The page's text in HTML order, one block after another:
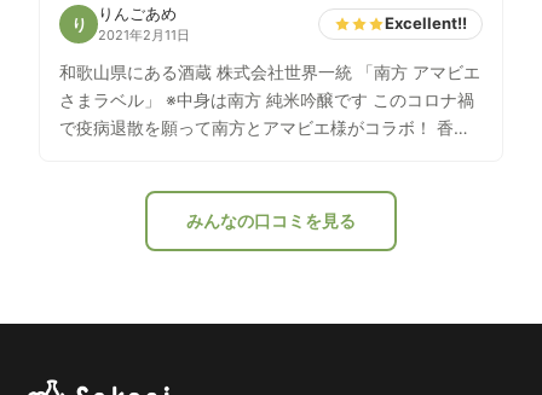
り
りんごあめ
2021年2月11日
Excellent!!
和歌山県にある酒蔵 株式会社世界一統 「南方 アマビエ
さまラベル」 ※中身は南方 純米吟醸です このコロナ禍
で疫病退散を願って南方とアマビエ様がコラボ！ 香り
みんなの口コミを見る